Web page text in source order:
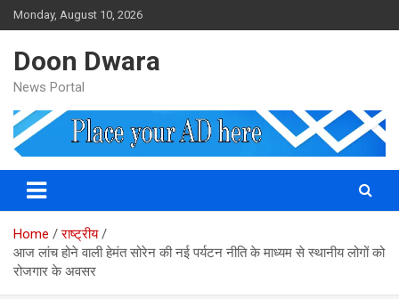
Skip
to
Monday, August 10, 2026
Doon Dwara
News Portal
Home
राष्ट्रीय
आज लांच होने वाली हेमंत सोरेन की नई पर्यटन नीति के माध्यम से स्थानीय लोगों को
रोजगार के अवसर